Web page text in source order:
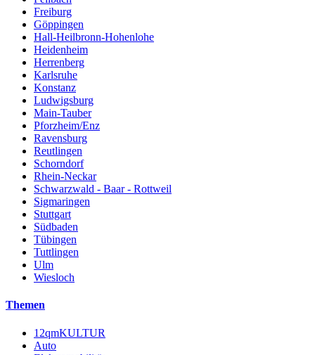
Freiburg
Göppingen
Hall-Heilbronn-Hohenlohe
Heidenheim
Herrenberg
Karlsruhe
Konstanz
Ludwigsburg
Main-Tauber
Pforzheim/Enz
Ravensburg
Reutlingen
Schorndorf
Rhein-Neckar
Schwarzwald - Baar - Rottweil
Sigmaringen
Stuttgart
Südbaden
Tübingen
Tuttlingen
Ulm
Wiesloch
Themen
12qmKULTUR
Auto